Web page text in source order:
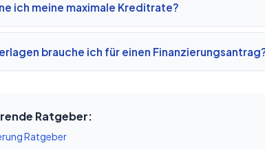
ich meine maximale Kreditrate?
brauche ich für einen
Ratgeber:
Ratgeber